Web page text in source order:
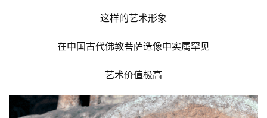
这样的艺术形象
在中国古代佛教菩萨造像中实属罕见
艺术价值极高